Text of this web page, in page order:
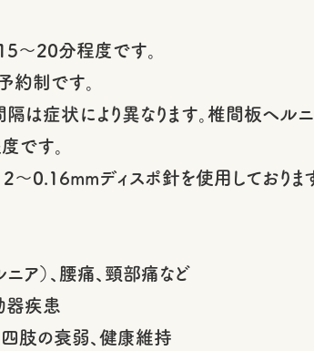
20分程度です。
制です。
は症状により異なります。椎間板ヘル
です。
0.16mmディスポ針を使用しておりま
）、腰痛、頸部痛など
疾患
の衰弱、健康維持